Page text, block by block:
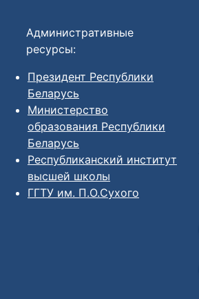
Административные
ресурсы:
Президент Республики
Беларусь
Министерство
образования Республики
Беларусь
Республиканский институт
высшей школы
ГГТУ им. П.О.Сухого